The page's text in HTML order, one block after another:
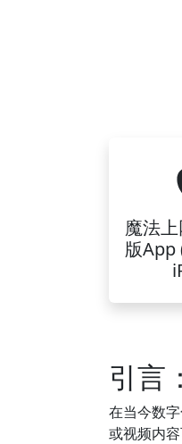
魔法
版App
引言
在当今数
或视频内